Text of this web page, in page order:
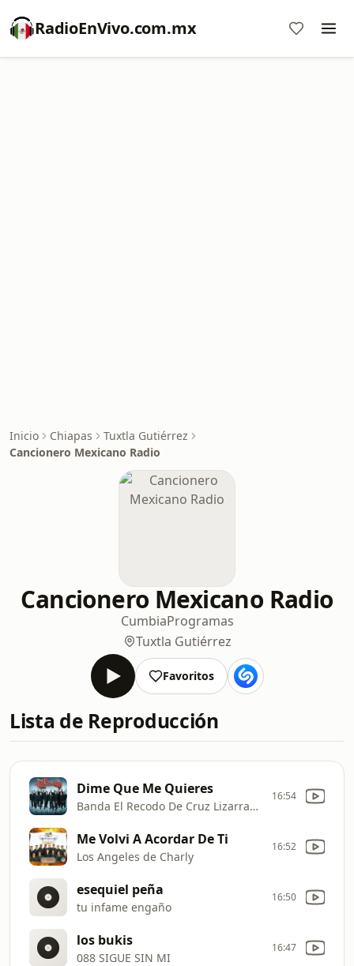
RadioEnVivo.com.mx
Inicio Chiapas
Tuxtla Gutiérrez
Cancionero Mexicano Radio
Cancionero Mexicano Radio
CumbiaProgramas
Tuxtla Gutiérrez
Favoritos
Lista de Reproducción
Dime Que Me Quieres
Banda El Recodo De Cruz Lizarraga
16:54
Me Volvi A Acordar De Ti
Los Angeles de Charly
16:52
esequiel peña
tu infame engaño
16:50
los bukis
088 SIGUE SIN MI
16:47